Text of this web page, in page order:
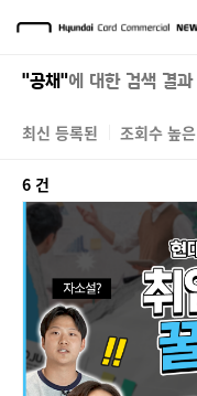
"공채"에 대한 검색 결과
최신 등록된 조회수 높은
6 건